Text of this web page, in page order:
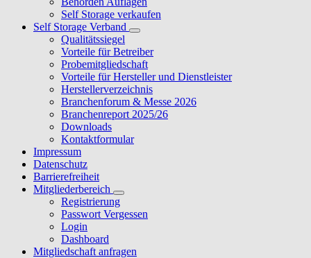
Self Storage verkaufen
Self Storage Verband
Qualitätssiegel
Vorteile für Betreiber
Probemitgliedschaft
Vorteile für Hersteller und Dienstleister
Herstellerverzeichnis
Branchenforum & Messe 2026
Branchenreport 2025/26
Downloads
Kontaktformular
Impressum
Datenschutz
Barrierefreiheit
Mitgliederbereich
Registrierung
Passwort Vergessen
Login
Dashboard
Mitgliedschaft anfragen